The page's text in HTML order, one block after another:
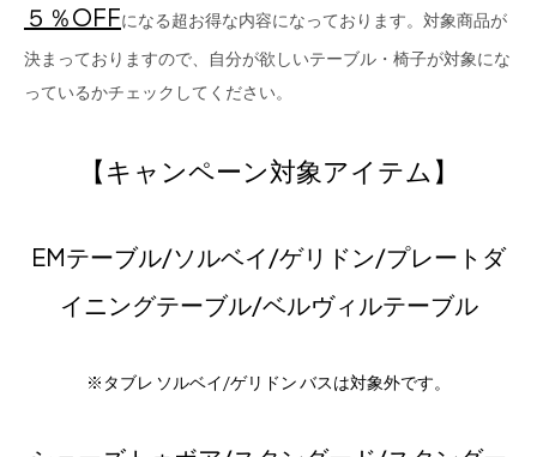
５％OFFになる超お得な内容になっております。対象商品が
決まっておりますので、自分が欲しいテーブル・椅子が対象にな
っているかチェックしてください。
【キャンペーン対象アイテム】
EMテーブル/ソルベイ/ゲリドン/プレートダ
イニングテーブル/ベルヴィルテーブル
※タブレ ソルベイ/ゲリドン バスは対象外です。